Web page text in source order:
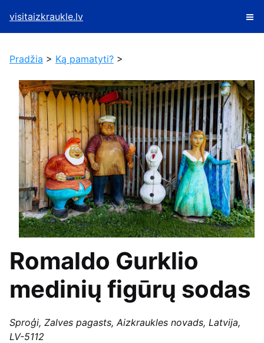
visitaizkraukle.lv
Pradžia > Ką pamatyti? >
Romaldo Gurklio
medinių figūrų sodas
Sproģi, Zalves pagasts, Aizkraukles novads, Latvija,
LV-5112